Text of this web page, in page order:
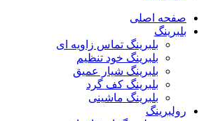
صفحه اصلی
بلبرینگ
بلبرینگ تماس زاویه ای
بلبرینگ خود تنظیم
بلبرینگ شیار عمیق
بلبرینگ کف گرد
بلبرینگ ماشینی
رولبرینگ